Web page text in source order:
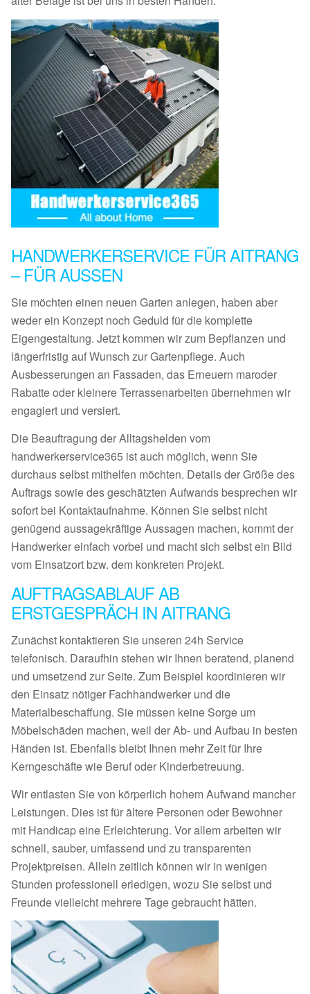
HANDWERKERSERVICE FÜR AITRANG
– FÜR AUSSEN
Sie möchten einen neuen Garten anlegen, haben aber
weder ein Konzept noch Geduld für die komplette
Eigengestaltung. Jetzt kommen wir zum Bepflanzen und
längerfristig auf Wunsch zur Gartenpflege. Auch
Ausbesserungen an Fassaden, das Erneuern maroder
Rabatte oder kleinere Terrassenarbeiten übernehmen wir
engagiert und versiert.
Die Beauftragung der Alltagshelden vom
handwerkerservice365 ist auch möglich, wenn Sie
durchaus selbst mithelfen möchten. Details der Größe des
Auftrags sowie des geschätzten Aufwands besprechen wir
sofort bei Kontaktaufnahme. Können Sie selbst nicht
genügend aussagekräftige Aussagen machen, kommt der
Handwerker einfach vorbei und macht sich selbst ein Bild
vom Einsatzort bzw. dem konkreten Projekt.
AUFTRAGSABLAUF AB
ERSTGESPRÄCH IN AITRANG
Zunächst kontaktieren Sie unseren 24h Service
telefonisch. Daraufhin stehen wir Ihnen beratend, planend
und umsetzend zur Seite. Zum Beispiel koordinieren wir
den Einsatz nötiger Fachhandwerker und die
Materialbeschaffung. Sie müssen keine Sorge um
Möbelschäden machen, weil der Ab- und Aufbau in besten
Händen ist. Ebenfalls bleibt Ihnen mehr Zeit für Ihre
Kerngeschäfte wie Beruf oder Kinderbetreuung.
Wir entlasten Sie von körperlich hohem Aufwand mancher
Leistungen. Dies ist für ältere Personen oder Bewohner
mit Handicap eine Erleichterung. Vor allem arbeiten wir
schnell, sauber, umfassend und zu transparenten
Projektpreisen. Allein zeitlich können wir in wenigen
Stunden professionell erledigen, wozu Sie selbst und
Freunde vielleicht mehrere Tage gebraucht hätten.